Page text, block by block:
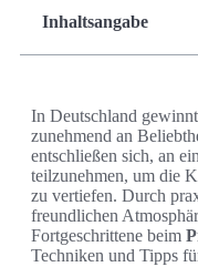
Inhaltsangabe
In Deutschland
zunehmend an
entschließen sich, an
teilzunehmen, um die
zu vertiefen. Durch
freundlichen
Fortgeschrittene beim
Techniken und Tipps